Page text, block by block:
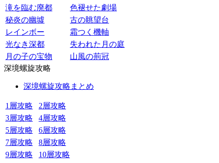
滝を臨む廃都
色褪せた劇場
秘炎の幽墟
古の眺望台
レインボー
霜つく機軸
光なき深都
失われた月の庭
月の子の宝物
山風の荊冠
深境螺旋攻略
深境螺旋攻略まとめ
1層攻略
2層攻略
3層攻略
4層攻略
5層攻略
6層攻略
7層攻略
8層攻略
9層攻略
10層攻略